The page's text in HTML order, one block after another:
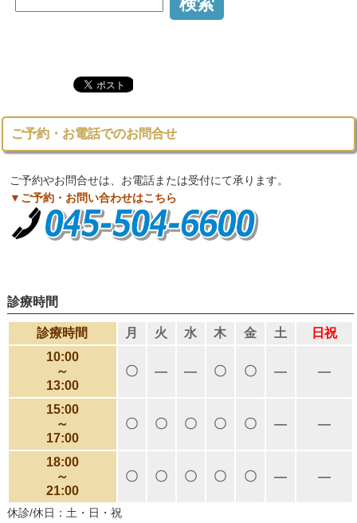
ご予約・お電話でのお問合せ
ご予約やお問合せは、お電話または受付にて承ります。
▼ご予約・お問い合わせはこちら
診療時間
診療時間 月 火 水 木 金 土
日祝
10:00
～
13:00
〇 ― ― 〇 〇 ― ―
15:00
～
17:00
〇 〇 〇 〇 〇 ― ―
18:00
～
21:00
〇 〇 〇 〇 〇 ― ―
休診/休日：土・日・祝